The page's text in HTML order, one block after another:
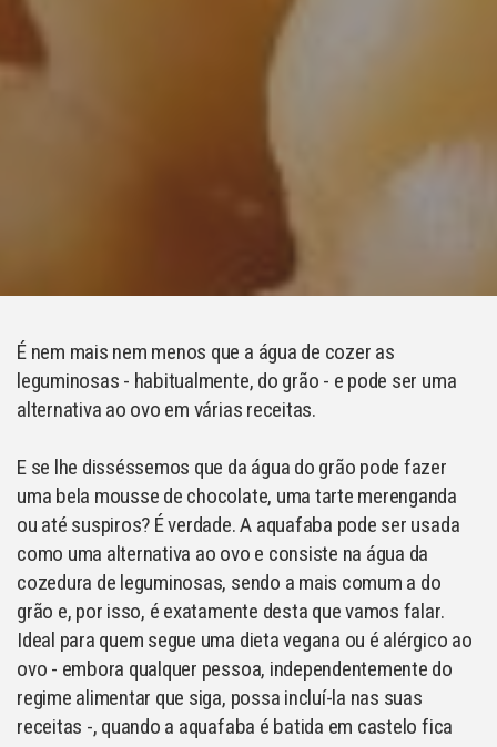
É nem mais nem menos que a água de cozer as
leguminosas - habitualmente, do grão - e pode ser uma
alternativa ao ovo em várias receitas.
E se lhe disséssemos que da água do grão pode fazer
uma bela mousse de chocolate, uma tarte merenganda
ou até suspiros? É verdade. A aquafaba pode ser usada
como uma alternativa ao ovo e consiste na água da
cozedura de leguminosas, sendo a mais comum a do
grão e, por isso, é exatamente desta que vamos falar.
Ideal para quem segue uma dieta vegana ou é alérgico ao
ovo - embora qualquer pessoa, independentemente do
regime alimentar que siga, possa incluí-la nas suas
receitas -, quando a aquafaba é batida em castelo fica